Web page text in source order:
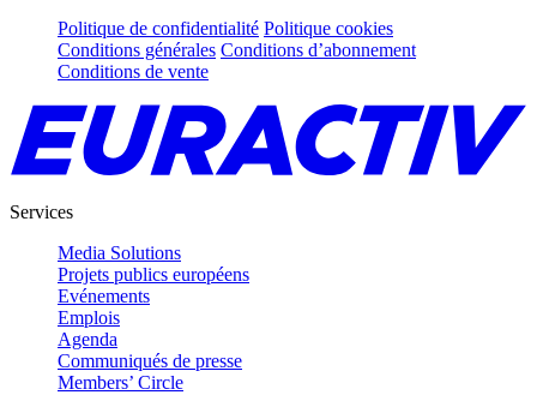
Politique de confidentialité Politique cookies
Conditions générales Conditions d’abonnement
Conditions de vente
Services
Media Solutions
Projets publics européens
Evénements
Emplois
Agenda
Communiqués de presse
Members’ Circle